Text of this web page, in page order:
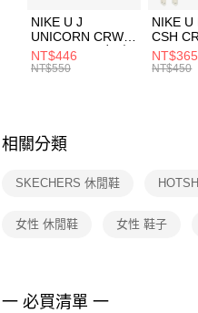
NIKE U J
UNICORN CRW
1PR -160 男女 中
統襪 FZ3393100
NT$446
NT$550
NIKE U
CSH
144
女 短統
NT$365
NT$450
相關分類
SKECHERS 休閒鞋
女性 休閒鞋 女性 鞋子
一 必買清單 一